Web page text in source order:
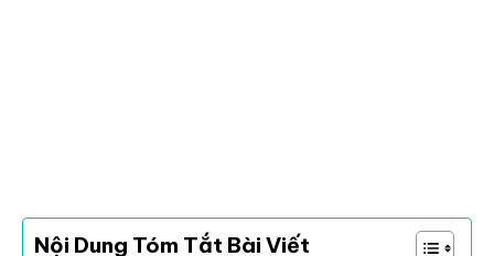
Nội Dung Tóm Tắt Bài Viết